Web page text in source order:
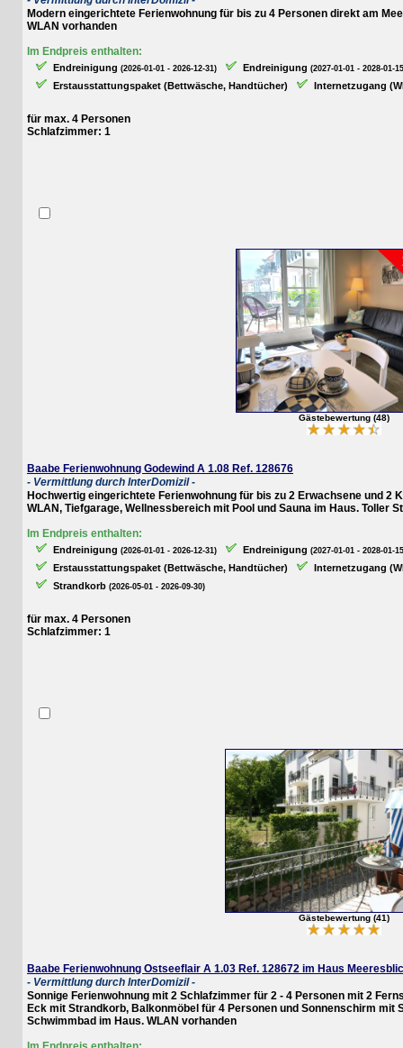
Modern eingerichtete Ferienwohnung für bis zu 4 Personen direkt am Meer
WLAN vorhanden
Im Endpreis enthalten:
Endreinigung(2026-01-01 - 2026-12-31) Endreinigung(2027-01-01 - 2028-01-15)
Erstausstattungspaket (Bettwäsche, Handtücher) Internetzugang (WLAN)
für max. 4 Personen
Schlafzimmer: 1
Gästebewertung (48)
Baabe Ferienwohnung Godewind A 1.08 Ref. 128676
- Vermittlung durch InterDomizil -
Hochwertig eingerichtete Ferienwohnung für bis zu 2 Erwachsene und 2
WLAN, Tiefgarage, Wellnessbereich mit Pool und Sauna im Haus. Toller
Im Endpreis enthalten:
Endreinigung(2026-01-01 - 2026-12-31) Endreinigung(2027-01-01 - 2028-01-15)
Erstausstattungspaket (Bettwäsche, Handtücher)
Internetzugang (WLAN)
Strandkorb (2026-05-01 - 2026-09-30)
für max. 4 Personen
Schlafzimmer: 1
Gästebewertung (41)
Baabe Ferienwohnung Ostseeflair A 1.03 Ref. 128672 im Haus Meeresblick
- Vermittlung durch InterDomizil -
Sonnige Ferienwohnung mit 2 Schlafzimmer für 2 - 4 Personen mit 2
Eck mit Strandkorb, Balkonmöbel für 4 Personen und Sonnenschirm mit
Schwimmbad im Haus. WLAN vorhanden